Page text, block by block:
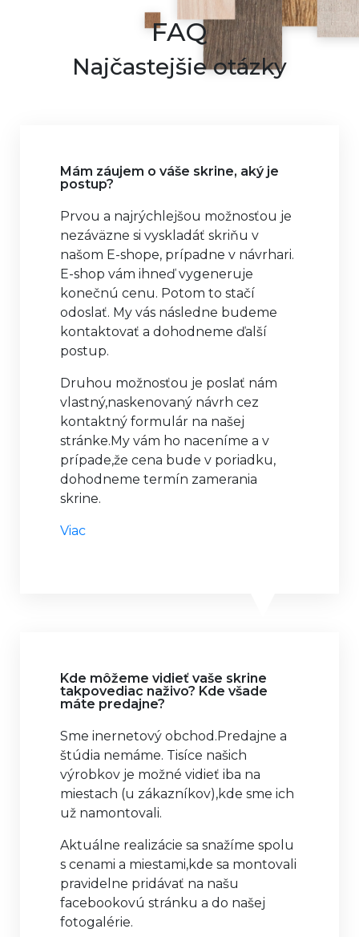
FAQ
Najčastejšie otázky
Mám záujem o váše skrine, aký je
postup?
Prvou a najrýchlejšou možnosťou je
nezáväzne si vyskladáť skriňu v
našom E-shope, prípadne v návrhari.
E-shop vám ihneď vygeneruje
konečnú cenu. Potom to stačí
odoslať. My vás následne budeme
kontaktovať a dohodneme ďalší
postup.
Druhou možnosťou je poslať nám
vlastný,naskenovaný návrh cez
kontaktný formulár na našej
stránke.My vám ho naceníme a v
prípade,že cena bude v poriadku,
dohodneme termín zamerania
skrine.
Viac
Kde môžeme vidieť vaše skrine
takpovediac naživo? Kde všade
máte predajne?
Sme inernetový obchod.Predajne a
štúdia nemáme. Tisíce našich
výrobkov je možné vidieť iba na
miestach (u zákazníkov),kde sme ich
už namontovali.
Aktuálne realizácie sa snažíme spolu
s cenami a miestami,kde sa montovali
pravidelne pridávať na našu
facebookovú stránku a do našej
fotogalérie.